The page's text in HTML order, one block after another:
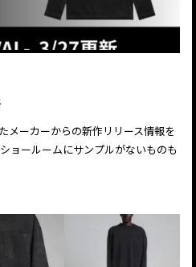
メーカーからの新作リリース情報を
ョールームにサンプルがないものも